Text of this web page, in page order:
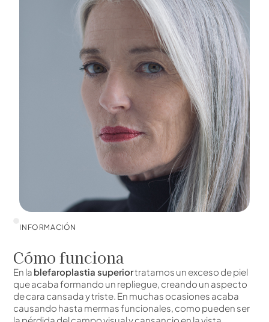
INFORMACIÓN
Cómo funciona
En la blefaroplastia superiortratamos un exceso de piel
que acaba formando un repliegue, creando un aspecto
de cara cansada y triste. En muchas ocasiones acaba
causando hasta mermas funcionales, como pueden ser